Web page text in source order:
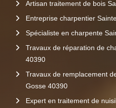
Artisan traitement de bois
Entreprise charpentier
Spécialiste en charpente
Travaux de réparation de
40390
Travaux de remplacement
Gosse 40390
Expert en traitement de